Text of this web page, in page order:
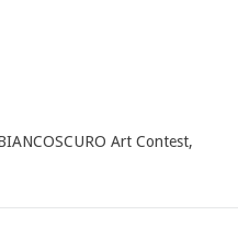
Art Contest,